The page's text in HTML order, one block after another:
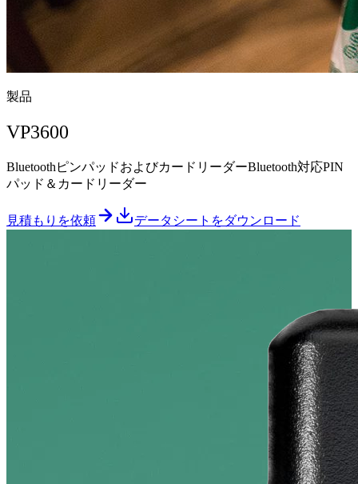
製品
VP3600
BluetoothピンパッドおよびカードリーダーBluetooth対応PIN
パッド＆カードリーダー
見積もりを依頼 データシートをダウンロード